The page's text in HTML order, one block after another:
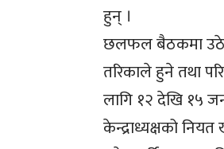
हुन् ।
छलफल बैठकमा उठेको
तरिकाले हुने तथा
लागि १२ देखि १५
केन्द्राध्यक्षको